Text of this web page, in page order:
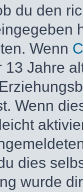
du den
Wenn
13 Jahre
Wenn
dies
wurde